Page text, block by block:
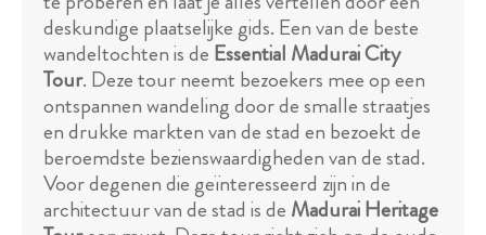
deskundige plaatselijke gids. Een van de beste
wandeltochten is de Essential Madurai City
Tour. Deze tour neemt bezoekers mee op een
ontspannen wandeling door de smalle straatjes
en drukke markten van de stad en bezoekt de
beroemdste bezienswaardigheden van de stad.
Voor degenen die geïnteresseerd zijn in de
architectuur van de stad is de Madurai Heritage